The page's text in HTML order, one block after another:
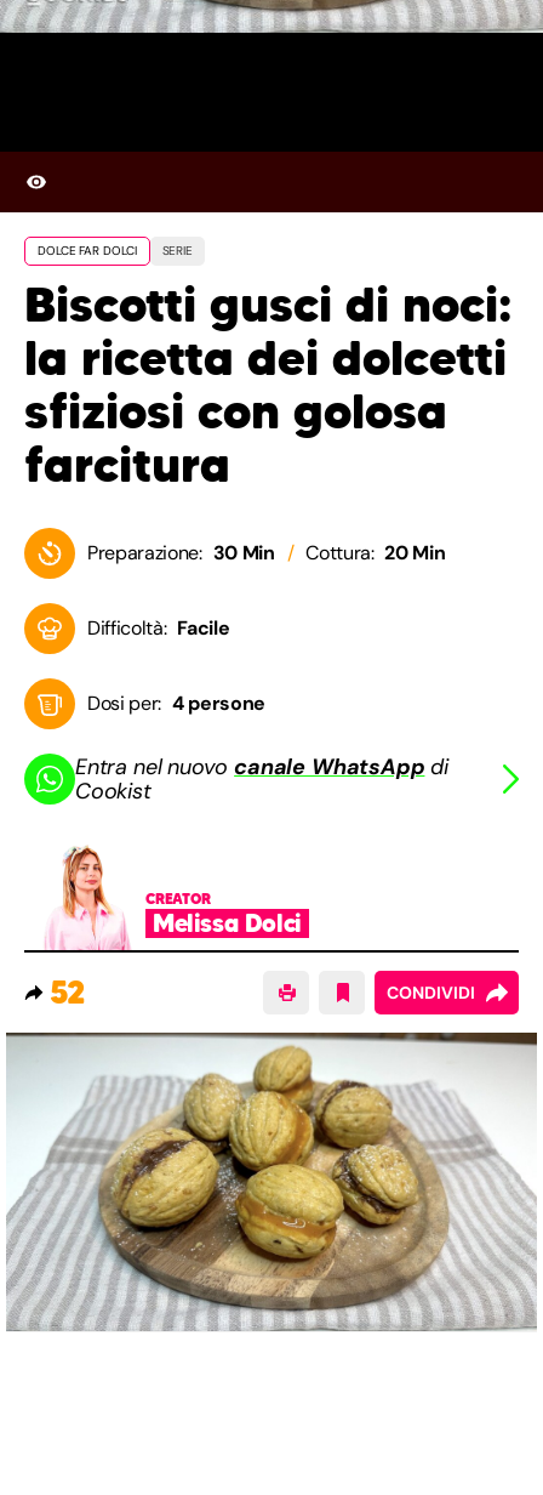
DOLCE FAR DOLCI SERIE
Biscotti gusci di noci:
la ricetta dei dolcetti
sfiziosi con golosa
farcitura
Preparazione: 30 Min Cottura: 20 Min
Difficoltà: Facile
Dosi per: 4 persone
Entra nel nuovocanale WhatsApp di
Cookist
CREATOR
Melissa Dolci
52 CONDIVIDI